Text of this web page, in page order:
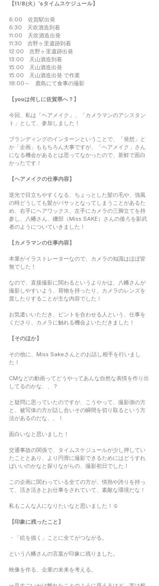
【11/8(火）’sタイムスケジュール】
6:00　佐賀駅出発
6:30　天吹酒造到着
11:00　天吹酒造出発
11:30　吉野ヶ里遺跡到着
12:00　吉野ヶ里遺跡出発
13:00　天山酒造到着
15:00　天山酒造出発
15:00　天山酒造出発 で作業
18:00～　鹿島にて食事の撮影
【youは何しに佐賀県へ？】
今回、私は「ヘアメイク」、「カメラマンのアシスタン
ト」として、参加しました！
ブランディングのインターンということで、「発想」と
か「企画」ももちろん大事ですが、「ヘアメイク」さん
になる機会があるとは思ってなかったので、新鮮で面白
かったです！
【ヘアメイクの仕事内容】
逆光で目立ちやすくなる、ちょっとした髪の毛や、強風
の時どうしても髪がバサッとなってしまうことがあるた
め、右手にヘアワックス、左手にカメラの三脚立てを持
参し、八幡さん、磯部（Miss SAKE）さんの後ろを影武
者のようについていきました！
【カメラマンの仕事内容】
本業がイラストレーターなので、カメラの知識はほぼ皆
無でした！
なので、直接撮影に関わるというよりかは、八幡さんが
撮影しやすいよう、荷物を持ったり、カメラのレンズを
渡したりすることが主な内容でした！
お気遣いいただき、ピントを合わせる人という、仕事を
くださり、カメラに触れる機会よいただきました！
【そのほか】
その他に、Miss Sakeさんとのお話し相手を行いまし
た！
CMなどの動画ってどうやってあんな自然な表情を作り出
してるのかな、、？
と疑問に思っていたのですが、こうやって、撮影側の方
と、被写体の方が話し合いその瞬間を切り取るという方
法があるのだな、、！
面白いなと思いました！
交通事故の関係で、タイムスケジュールが少し押してい
たこととあり、より円滑に撮影できるためにはどうすれ
ばいいのかなと探りながらの、撮影初日でした！
この企画に関わっている全ての方が、情熱や誇りを持っ
て、活き活きとお仕事をされていて、素敵な環境だな！
私もこんな人になりたいなと思いました！☺
【印象に残ったこと】
・「絵を描く」ことに全てがつながる。
という八幡さんの言葉が印象に残りました。
映像を作る、企業の未来を考える。